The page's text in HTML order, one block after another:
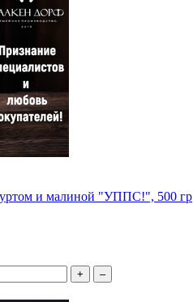
и малиной "УППС!", 500 гр
+
–